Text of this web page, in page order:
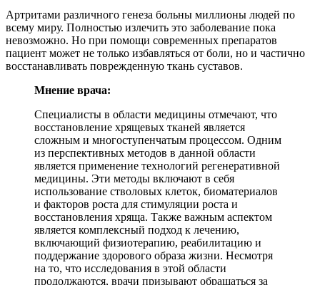
Артритами различного генеза больны миллионы людей по
всему миру. Полностью излечить это заболевание пока
невозможно. Но при помощи современных препаратов
пациент может не только избавляться от боли, но и частично
восстанавливать поврежденную ткань суставов.
Мнение врача:
Специалисты в области медицины отмечают, что
восстановление хрящевых тканей является
сложным и многоступенчатым процессом. Одним
из перспективных методов в данной области
является применение технологий регенеративной
медицины. Эти методы включают в себя
использование стволовых клеток, биоматериалов
и факторов роста для стимуляции роста и
восстановления хряща. Также важным аспектом
является комплексный подход к лечению,
включающий физиотерапию, реабилитацию и
поддержание здорового образа жизни. Несмотря
на то, что исследования в этой области
продолжаются, врачи призывают обращаться за